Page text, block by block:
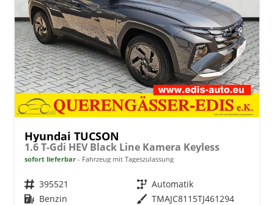
Hyundai TUCSON
1.6 T-Gdi HEV Black Line Kamera Keyless
sofort lieferbar Fahrzeug mit Tageszulassung
Fahrzeugnr. 395521 Getriebe Automatik
Kraftstoff Benzin Außenfarbe TMAJC8115TJ461294